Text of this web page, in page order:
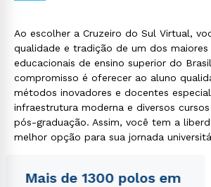
Ao escolher a Cruzeiro do Sul Virtual,
qualidade e tradição de um dos maiores
educacionais de ensino superior do
compromisso é oferecer ao aluno
métodos inovadores e docentes
infraestrutura moderna e diversos
pós-graduação. Assim, você tem a
melhor opção para sua jornada
Mais de 1300 polos em